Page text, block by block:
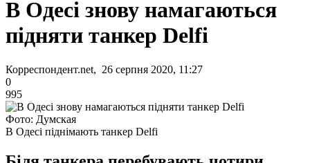
В Одесі знову намагаються
підняти танкер Delfi
Корреспондент.net, 26 серпня 2020, 11:27
0
995
Фото: Думская
В Одесі піднімають танкер Delfi